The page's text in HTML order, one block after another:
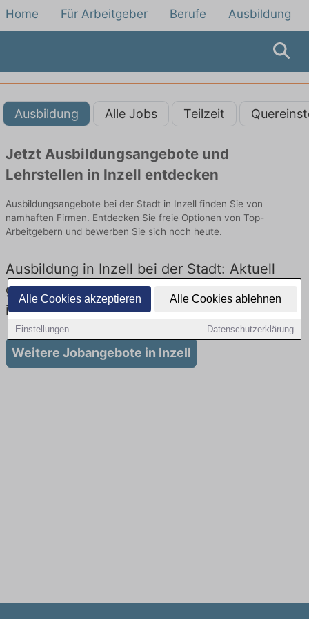
Alle Cookies akzeptieren Alle Cookies ablehnen
Einstellungen Datenschutzerklärung
Home Für Arbeitgeber Berufe Ausbildung
Ausbildung Alle Jobs Teilzeit
Jetzt Ausbildungsangebote und
Lehrstellen in Inzell entdecken
Ausbildungsangebote bei der Stadt in Inzell finden Sie von
namhaften Firmen. Entdecken Sie freie Optionen von Top-
Arbeitgebern und bewerben Sie sich noch heute.
Ausbildung in Inzell bei der Stadt: Aktuell
gibt es keine Stellenangebote für Ausbildung
in Inzell
Weitere Jobangebote in Inzell